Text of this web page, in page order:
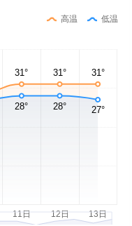
高温 低温